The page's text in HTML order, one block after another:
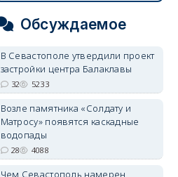
Обсуждаемое
В Севастополе утвердили проект
застройки центра Балаклавы
32 5233
Возле памятника «Солдату и
Матросу» появятся каскадные
водопады
28 4088
Чем Севастополь намерен